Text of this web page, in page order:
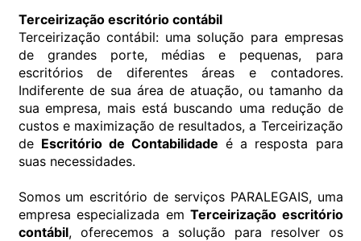
Terceirização escritório contábil
Terceirização contábil: uma solução para empresas
de grandes porte, médias e pequenas, para
escritórios de diferentes áreas e contadores.
Indiferente de sua área de atuação, ou tamanho da
sua empresa, mais está buscando uma redução de
custos e maximização de resultados, a Terceirização
de Escritório de Contabilidade é a resposta para
suas necessidades.
Somos um escritório de serviços PARALEGAIS, uma
empresa especializada em Terceirização escritório
contábil, oferecemos a solução para resolver os